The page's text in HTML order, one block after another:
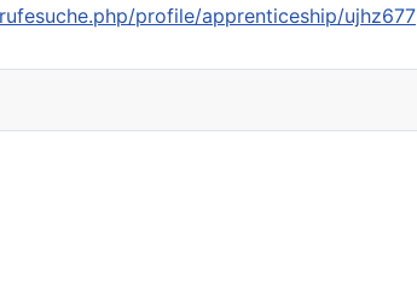
profile/apprenticeship/ujhz677